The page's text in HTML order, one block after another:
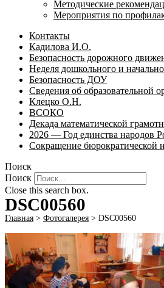
Методические
Мероприятия по
Контакты
Кадилова И.О.
Безопасность дорожного
Неделя дошкольного и
Безопасность ДОУ
Сведения об образовательной
Клецко О.Н.
ВСОКО
Декада математической
2026 — Год единства народов
Сокращение бюрократической
Поиск
Поиск
Close this search box.
DSC00560
Главная > Фотогалерея > DSC00560